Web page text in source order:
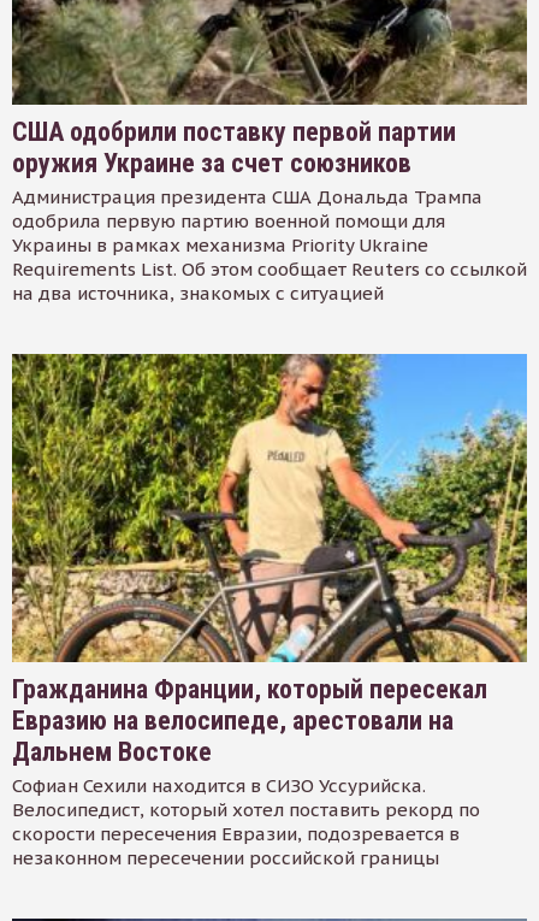
США одобрили поставку первой партии
оружия Украине за счет союзников
Администрация президента США Дональда Трампа
одобрила первую партию военной помощи для
Украины в рамках механизма Priority Ukraine
Requirements List. Об этом сообщает Reuters со ссылкой
на два источника, знакомых с ситуацией
Гражданина Франции, который пересекал
Евразию на велосипеде, арестовали на
Дальнем Востоке
Софиан Сехили находится в СИЗО Уссурийска.
Велосипедист, который хотел поставить рекорд по
скорости пересечения Евразии, подозревается в
незаконном пересечении российской границы